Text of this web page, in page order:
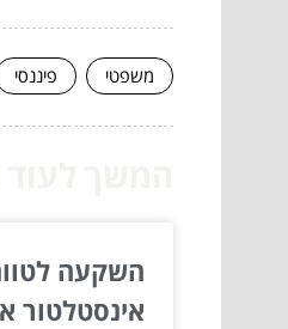
משפטי פיננסי
השקעה
אינסטלטור